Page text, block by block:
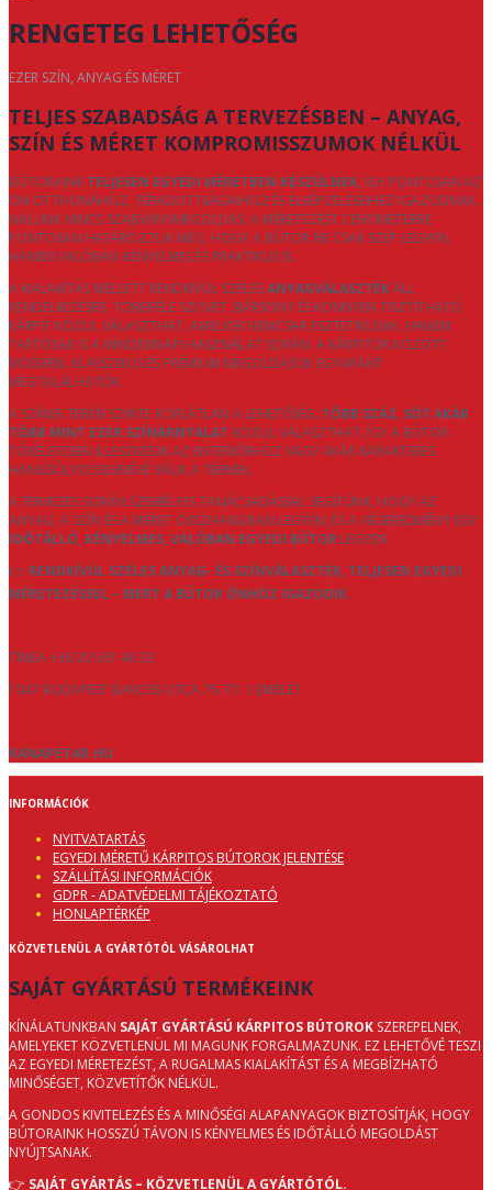
RENGETEG LEHETŐSÉG
EZER SZÍN, ANYAG ÉS MÉRET
TELJES SZABADSÁG A TERVEZÉSBEN – ANYAG,
SZÍN ÉS MÉRET KOMPROMISSZUMOK NÉLKÜL
BÚTORAINK TELJESEN EGYEDI MÉRETBEN KÉSZÜLNEK, ÍGY PONTOSAN AZ
ÖN OTTHONÁHOZ, TÉRADOTTSÁGAIHOZ ÉS ELKÉPZELÉSEIHEZ IGAZODNAK.
NÁLUNK NINCS SZABVÁNYMEGOLDÁS: A MÉRETEZÉST CENTIMÉTERRE
PONTOSAN HATÁROZZUK MEG, HOGY A BÚTOR NE CSAK SZÉP LEGYEN,
HANEM VALÓBAN KÉNYELMES ÉS PRAKTIKUS IS.
A KIALAKÍTÁS MELLETT RENDKÍVÜL SZÉLESANYAGVÁLASZTÉKÁLL
RENDELKEZÉSRE. TÖBBFÉLE SZÖVET, BÁRSONY ÉS KÖNNYEN TISZTÍTHATÓ
KÁRPIT KÖZÜL VÁLASZTHAT, AMELYEK NEMCSAK ESZTÉTIKUSAK, HANEM
TARTÓSAK IS A MINDENNAPI HASZNÁLAT SORÁN. A KÁRPITOK KÖZÖTT
MODERN, KLASSZIKUS ÉS PRÉMIUM MEGOLDÁSOK EGYARÁNT
MEGTALÁLHATÓK.
A SZÍNEK TERÉN SZINTE KORLÁTLAN A LEHETŐSÉG: TÖBB SZÁZ, SŐT AKÁR
TÖBB MINT EZER SZÍNÁRNYALAT KÖZÜL VÁLASZTHAT, ÍGY A BÚTOR
TÖKÉLETESEN ILLESZKEDIK AZ ENTERIŐRHÖZ VAGY AKÁR KARAKTERES
HANGSÚLYOS ELEMÉVÉ VÁLIK A TÉRNEK.
A TERVEZÉS SORÁN SZEMÉLYES TANÁCSADÁSSAL SEGÍTÜNK, HOGY AZ
ANYAG, A SZÍN ÉS A MÉRET ÖSSZHANGBAN LEGYEN, ÉS A VÉGEREDMÉNY EGY
IDŐTÁLLÓ, KÉNYELMES, VALÓBAN EGYEDI BÚTOR LEGYEN.
👉 RENDKÍVÜL SZÉLES ANYAG- ÉS SZÍNVÁLASZTÉK, TELJESEN EGYEDI
MÉRETEZÉSSEL – MERT A BÚTOR ÖNHÖZ IGAZODIK.
TÍMEA +36 20 561 46 33
1047 BUDAPEST BAROSS UTCA 75-77. 1 EMELET
KANAPETAR.HU
INFORMÁCIÓK
NYITVATARTÁS
EGYEDI MÉRETŰ KÁRPITOS BÚTOROK JELENTÉSE
SZÁLLÍTÁSI INFORMÁCIÓK
GDPR - ADATVÉDELMI TÁJÉKOZTATÓ
HONLAPTÉRKÉP
KÖZVETLENÜL A GYÁRTÓTÓL VÁSÁROLHAT
SAJÁT GYÁRTÁSÚ TERMÉKEINK
KÍNÁLATUNKBAN SAJÁT GYÁRTÁSÚ KÁRPITOS BÚTOROK SZEREPELNEK,
AMELYEKET KÖZVETLENÜL MI MAGUNK FORGALMAZUNK. EZ LEHETŐVÉ TESZI
AZ EGYEDI MÉRETEZÉST, A RUGALMAS KIALAKÍTÁST ÉS A MEGBÍZHATÓ
MINŐSÉGET, KÖZVETÍTŐK NÉLKÜL.
A GONDOS KIVITELEZÉS ÉS A MINŐSÉGI ALAPANYAGOK BIZTOSÍTJÁK, HOGY
BÚTORAINK HOSSZÚ TÁVON IS KÉNYELMES ÉS IDŐTÁLLÓ MEGOLDÁST
NYÚJTSANAK.
👉 SAJÁT GYÁRTÁS – KÖZVETLENÜL A GYÁRTÓTÓL.